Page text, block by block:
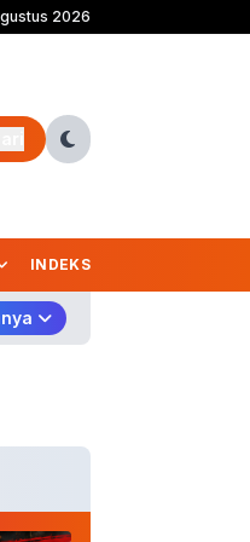
demi Tiket Semifinal Piala
2026
INDEKS